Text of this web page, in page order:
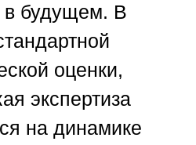
в будущем. В
оценки,
экспертиза
на динамике